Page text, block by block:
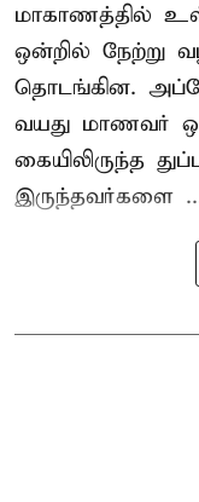
மாகாணத்தில்
ஒன்றில் நேற்று
தொடங்கின.
வயது மாணவர்
கையிலிருந்த
இருந்தவர்களை